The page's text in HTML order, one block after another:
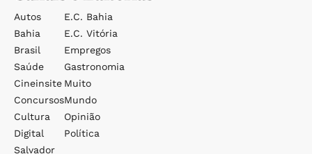
Autos
Bahia
Brasil
Saúde
Cineinsite
Concursos
Cultura
Digital
Salvador
E.c. Bahia
E.c. Vitória
Empregos
Gastronomia
Muito
Mundo
Opinião
Política